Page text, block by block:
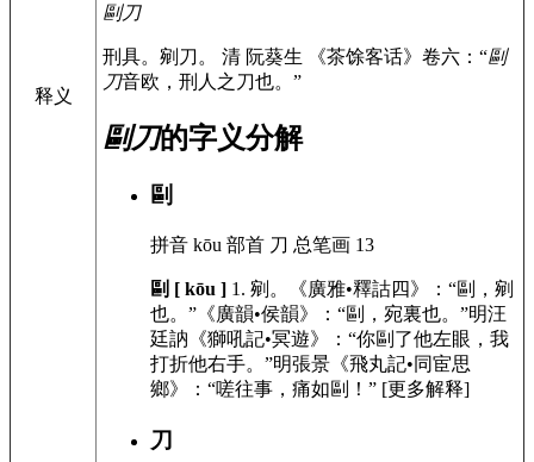
释义
剾刀
刑具。剜刀。 清 阮葵生 《茶馀客话》卷六：“剾
刀音欧，刑人之刀也。”
剾刀的字义分解
剾
拼音 kōu 部首 刀 总笔画 13
剾 [ kōu ] 1. 剜。《廣雅•釋詁四》：“剾，剜
也。”《廣韻•侯韻》：“剾，宛裏也。”明汪
廷訥《獅吼記•冥遊》：“你剾了他左眼，我
打折他右手。”明張景《飛丸記•同宦思
鄉》：“嗟往事，痛如剾！” [更多解释]
刀